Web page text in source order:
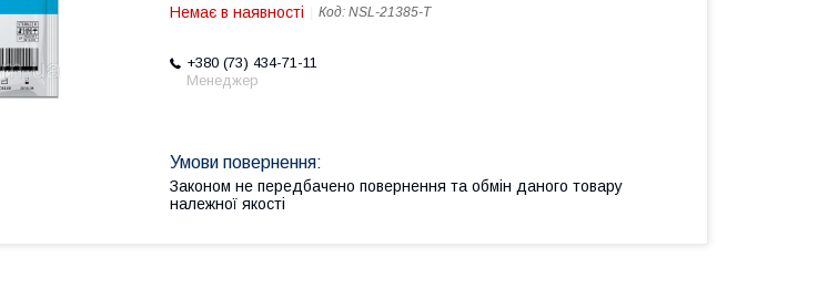
Немає в наявності Код: NSL-21385-T
+380 (73) 434-71-11
Менеджер
Законом не передбачено повернення та обмін даного товару
належної якості